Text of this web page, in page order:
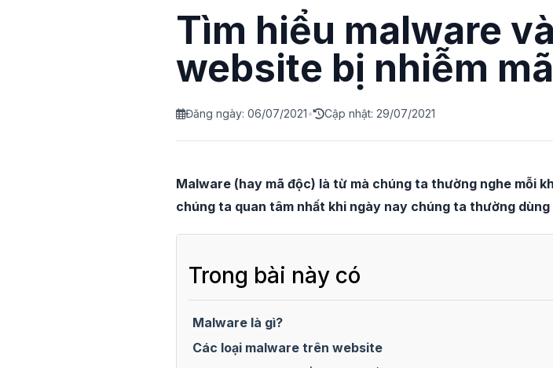
Tìm hiểu malware
website bị nhiễm
Đăng ngày: 06/07/2021• Cập nhật: 29/07/2021
Malware (hay mã độc) là từ mà chúng ta thường nghe mỗi
chúng ta quan tâm nhất khi ngày nay chúng ta thường
Trong bài này có
Malware là gì?
Các loại malware trên website